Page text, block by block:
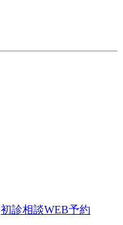
初診相談WEB予約